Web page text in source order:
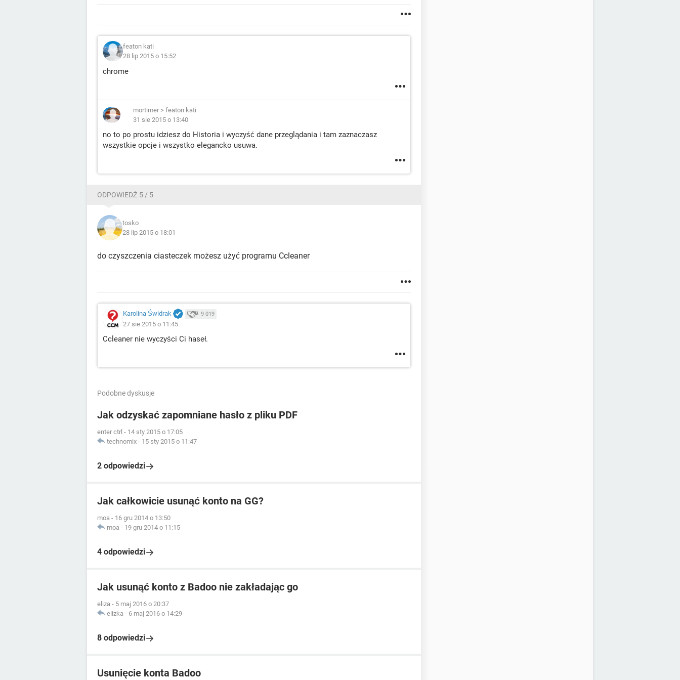
featon kati
28 lip 2015 o 15:52
chrome
mortimer > featon kati
31 sie 2015 o 13:40
no to po prostu idziesz do Historia i wyczyść dane przeglądania i tam zaznaczasz
wszystkie opcje i wszystko elegancko usuwa.
ODPOWIEDŹ 5 / 5
tosko
28 lip 2015 o 18:01
do czyszczenia ciasteczek możesz użyć programu Ccleaner
Karolina Świdrak 9 019
27 sie 2015 o 11:45
Ccleaner nie wyczyści Ci haseł.
Podobne dyskusje
Jak odzyskać zapomniane hasło z pliku PDF
enter ctrl - 14 sty 2015 o 17:05
technomix - 15 sty 2015 o 11:47
2 odpowiedzi
Jak całkowicie usunąć konto na GG?
moa - 16 gru 2014 o 13:50
moa - 19 gru 2014 o 11:15
4 odpowiedzi
Jak usunąć konto z Badoo nie zakładając go
eliza - 5 maj 2016 o 20:37
elizka - 6 maj 2016 o 14:29
8 odpowiedzi
Usunięcie konta Badoo